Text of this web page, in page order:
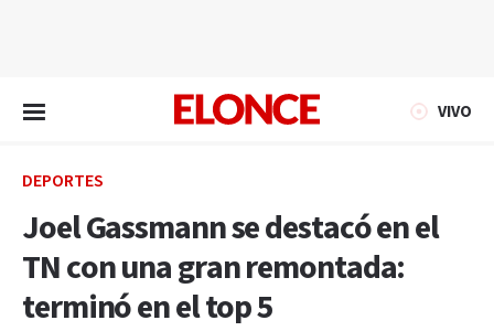
VIVO
DEPORTES
Joel Gassmann se destacó en el
TN con una gran remontada:
terminó en el top 5